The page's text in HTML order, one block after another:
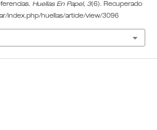
Huellas En Papel, 3(6). Recuperado
index.php/huellas/article/view/3096